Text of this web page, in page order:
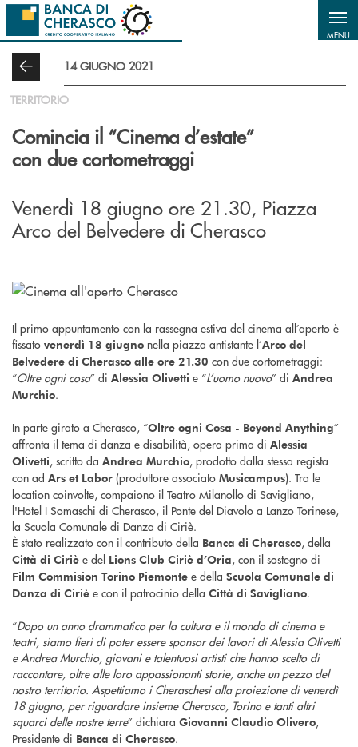
Salta al contenuto principale
MENU
14 GIUGNO 2021
TERRITORIO
Comincia il “Cinema d’estate”
con due cortometraggi
Venerdì 18 giugno ore 21.30, Piazza
Arco del Belvedere di Cherasco
Il primo appuntamento con la rassegna estiva del cinema all’aperto è
fissato venerdì 18 giugno nella piazza antistante l’Arco del
Belvedere di Cherasco alle ore 21.30 con due cortometraggi:
“Oltre ogni cosa” di Alessia Olivetti e “L’uomo nuovo” di Andrea
Murchio.
In parte girato a Cherasco, “Oltre ogni Cosa - Beyond Anything”
affronta il tema di danza e disabilità, opera prima di Alessia
Olivetti, scritto da Andrea Murchio, prodotto dalla stessa regista
con ad Ars et Labor (produttore associato Musicampus). Tra le
location coinvolte, compaiono il Teatro Milanollo di Savigliano,
l'Hotel I Somaschi di Cherasco, il Ponte del Diavolo a Lanzo Torinese,
la Scuola Comunale di Danza di Ciriè.
È stato realizzato con il contributo della Banca di Cherasco, della
Città di Ciriè e del Lions Club Ciriè d’Oria, con il sostegno di
Film Commision Torino Piemonte e della Scuola Comunale di
Danza di Ciriè e con il patrocinio della Città di Savigliano.
“Dopo un anno drammatico per la cultura e il mondo di cinema e
teatri, siamo fieri di poter essere sponsor dei lavori di Alessia Olivetti
e Andrea Murchio, giovani e talentuosi artisti che hanno scelto di
raccontare, oltre alle loro appassionanti storie, anche un pezzo del
nostro territorio. Aspettiamo i Cheraschesi alla proiezione di venerdì
18 giugno, per riguardare insieme Cherasco, Torino e tanti altri
squarci delle nostre terre” dichiara Giovanni Claudio Olivero,
Presidente di Banca di Cherasco.